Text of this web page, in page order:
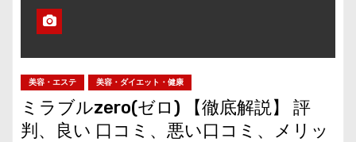
美容・エステ 美容・ダイエット・健康
ミラブルzero(ゼロ) 【徹底解説】 評
判、良い 口コミ、悪い口コミ、メリッ